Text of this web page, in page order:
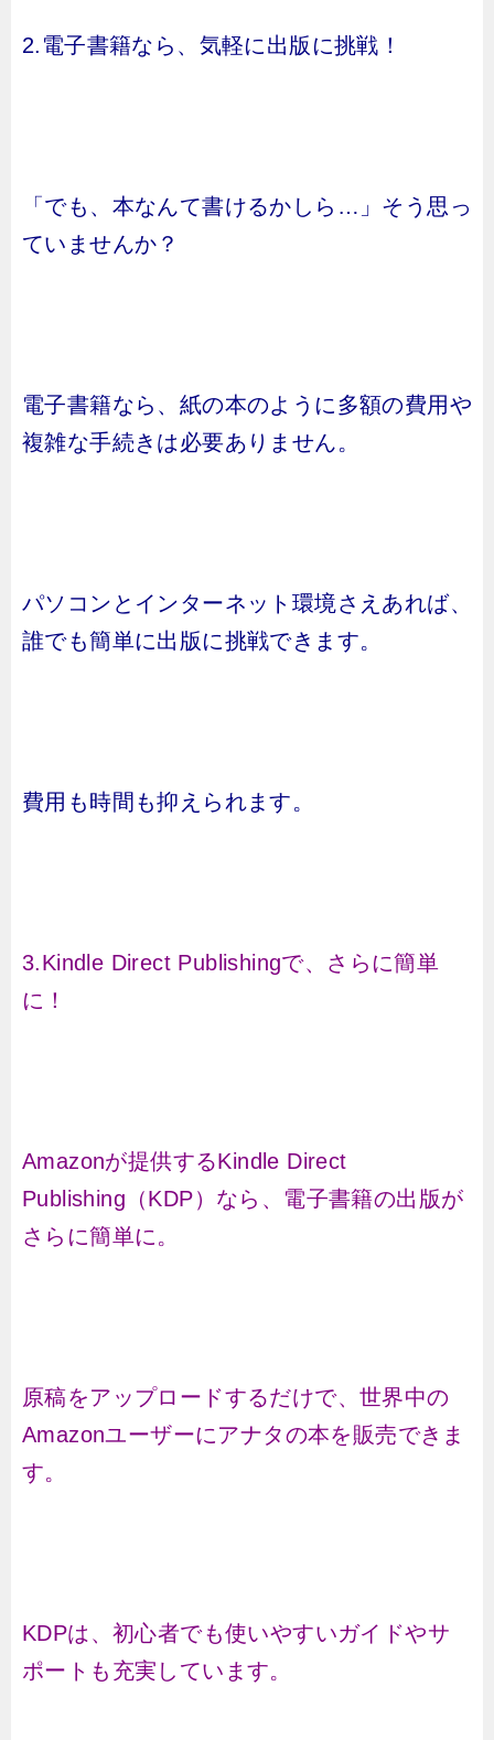
2.電子書籍なら、気軽に出版に挑戦！
「でも、本なんて書けるかしら…」そう思っ
ていませんか？
電子書籍なら、紙の本のように多額の費用や
複雑な手続きは必要ありません。
パソコンとインターネット環境さえあれば、
誰でも簡単に出版に挑戦できます。
費用も時間も抑えられます。
3.Kindle Direct Publishingで、さらに簡単
に！
Amazonが提供するKindle Direct
Publishing（KDP）なら、電子書籍の出版が
さらに簡単に。
原稿をアップロードするだけで、世界中の
Amazonユーザーにアナタの本を販売できま
す。
KDPは、初心者でも使いやすいガイドやサ
ポートも充実しています。